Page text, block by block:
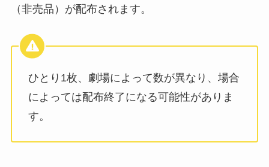
（非売品）が配布されます。
ひとり1枚、劇場によって数が異なり、場合
によっては配布終了になる可能性がありま
す。